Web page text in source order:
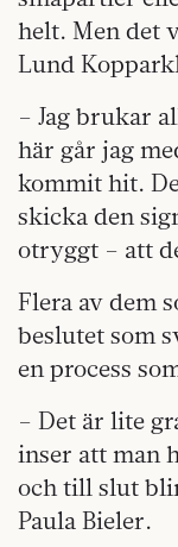
helt. Men det
Lund
– Jag brukar
här går jag
kommit hit.
skicka den
otryggt – att
Flera av dem
beslutet som
en process
– Det är lite
inser att man
och till slut
Paula Bieler.